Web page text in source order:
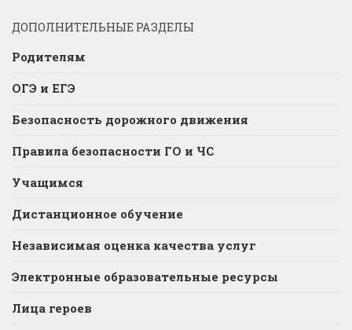
ДОПОЛНИТЕЛЬНЫЕ РАЗДЕЛЫ
Родителям
ОГЭ и ЕГЭ
Безопасность дорожного движения
Правила безопасности ГО и ЧС
Учащимся
Дистанционное обучение
Независимая оценка качества услуг
Электронные образовательные ресурсы
Лица героев